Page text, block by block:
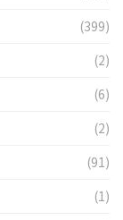
(399)
(2)
(6)
(2)
(91)
(1)